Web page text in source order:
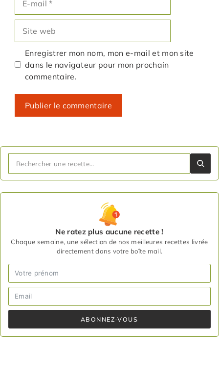
mail
web
Enregistrer mon nom, mon e-mail et mon site
dans le navigateur pour mon prochain
commentaire.
Ne ratez plus aucune recette !
Chaque semaine, une sélection de nos meilleures recettes livrée
directement dans votre boîte mail.
ABONNEZ-VOUS